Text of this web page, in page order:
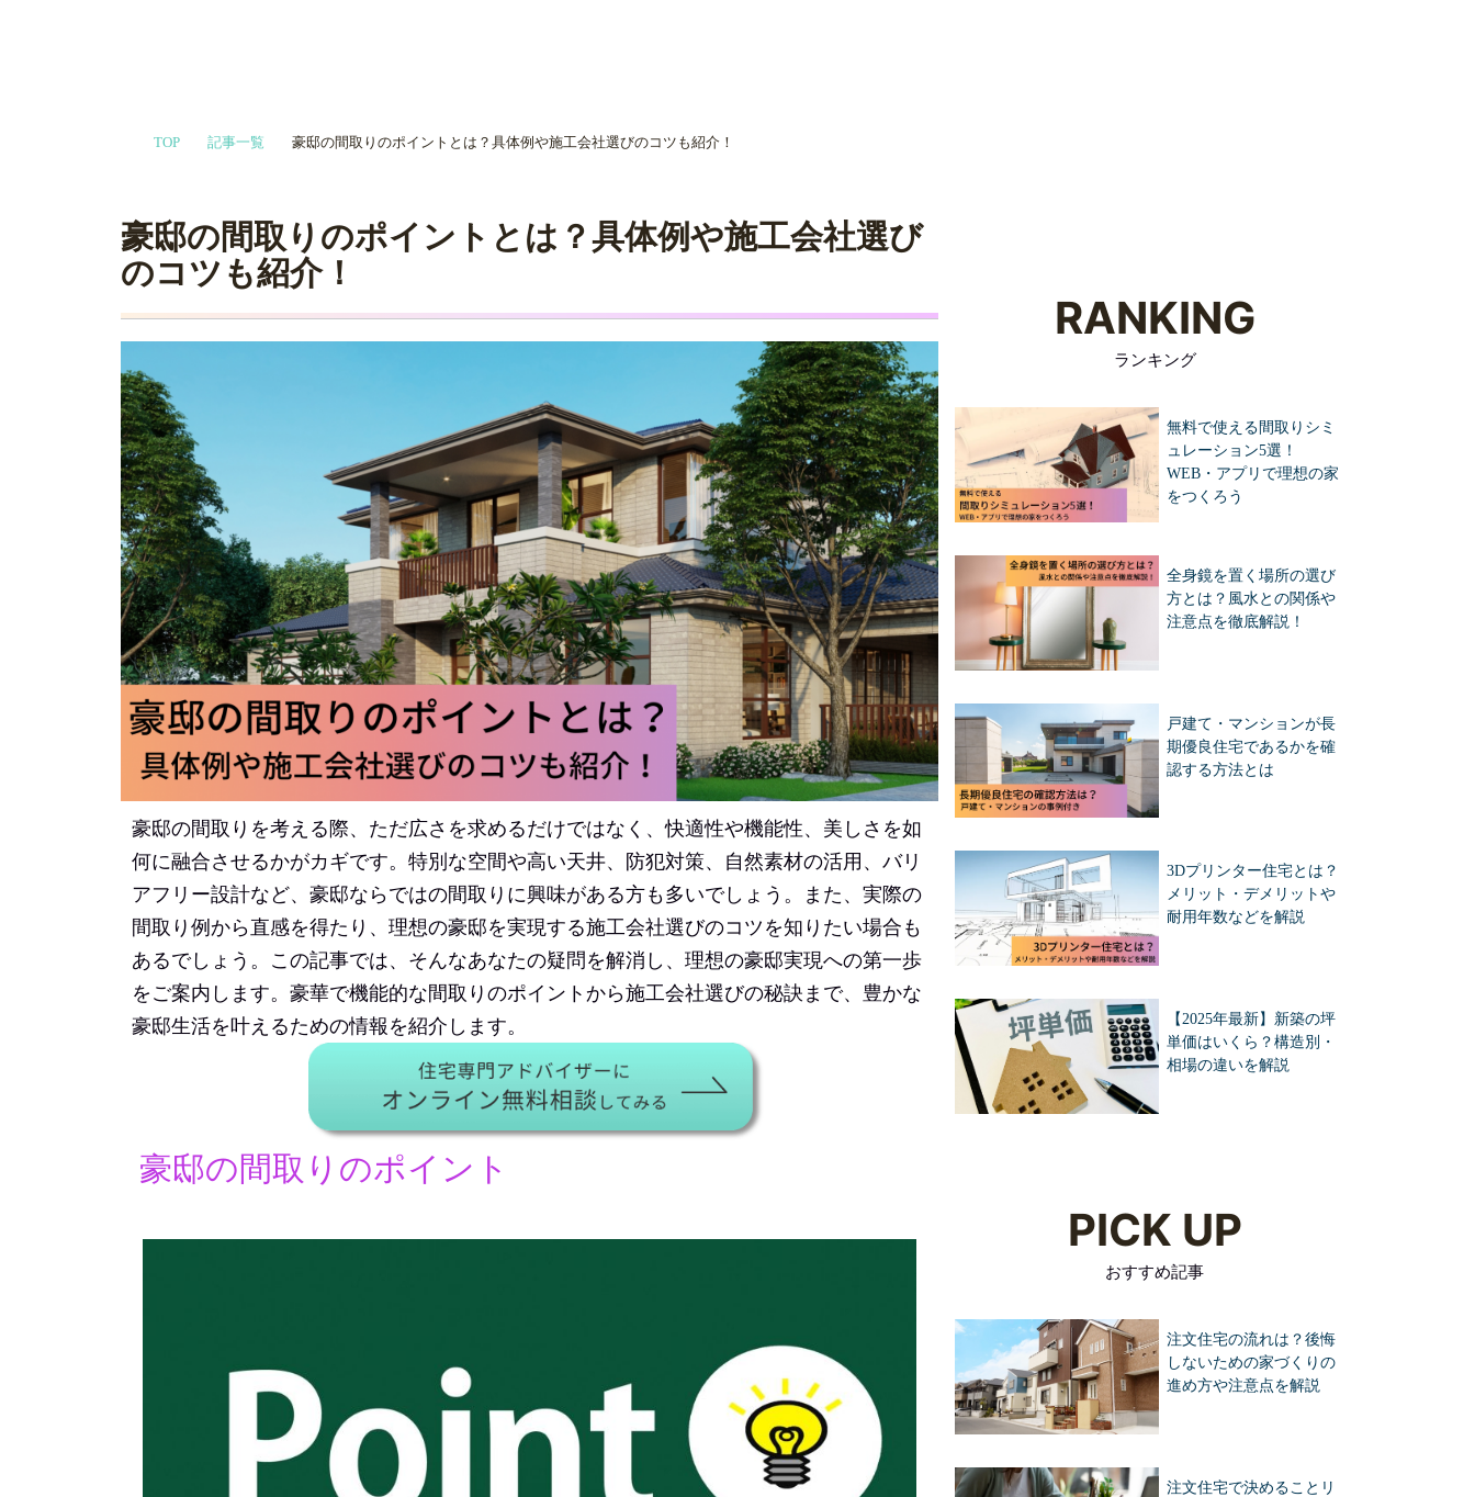
家づくりや会社選びを
ご相談者の
TOP 記事一覧 豪邸の間取りのポイントとは？具体例や施工会社選びのコツも紹介！
豪邸の間取りのポイントとは？具体例や施工会社選び
のコツも紹介！
豪邸の間取りを考える際、ただ広さを求めるだけではなく、快適性や機能性、美しさを如
何に融合させるかがカギです。特別な空間や高い天井、防犯対策、自然素材の活用、バリ
アフリー設計など、豪邸ならではの間取りに興味がある方も多いでしょう。また、実際の
間取り例から直感を得たり、理想の豪邸を実現する施工会社選びのコツを知りたい場合も
あるでしょう。この記事では、そんなあなたの疑問を解消し、理想の豪邸実現への第一歩
をご案内します。豪華で機能的な間取りのポイントから施工会社選びの秘訣まで、豊かな
豪邸生活を叶えるための情報を紹介します。
豪邸の間取りのポイント
RANKING
ランキング
無料で使える間取りシミ
ュレーション5選！
WEB・アプリで理想の家
をつくろう
全身鏡を置く場所の選び
方とは？風水との関係や
注意点を徹底解説！
戸建て・マンションが長
期優良住宅であるかを確
認する方法とは
3Dプリンター住宅とは？
メリット・デメリットや
耐用年数などを解説
【2025年最新】新築の坪
単価はいくら？構造別・
相場の違いを解説
PICK UP
おすすめ記事
注文住宅の流れは？後悔
しないための家づくりの
進め方や注意点を解説
注文住宅で決めることリ